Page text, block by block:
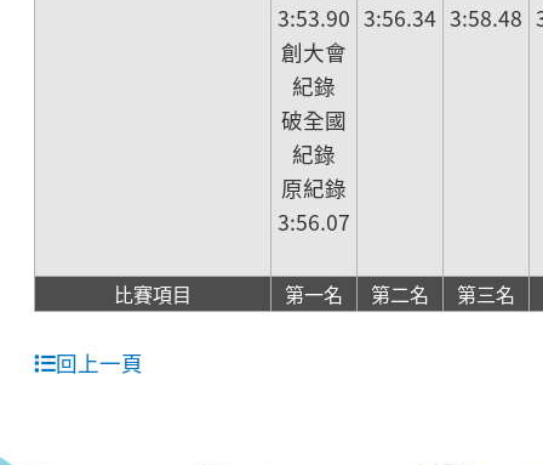
3:53.90
創大會
紀錄
破全國
紀錄
原紀錄
3:56.07
3:56.34 3:58.48
比賽項目 第一名 第二名 第三名
回上一頁